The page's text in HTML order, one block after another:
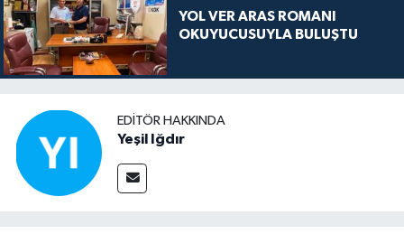
YOL VER ARAS ROMANI
OKUYUCUSUYLA BULUŞTU
EDITÖR HAKKINDA
Yeşil Iğdır